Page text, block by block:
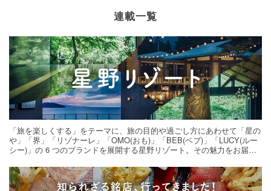
連載一覧
「旅を楽しくする」をテーマに、旅の目的や過ごし方にあわせて「星の
や」「界」「リゾナーレ」「OMO(おも)」「BEB(ベブ)」「LUCY(ルー
シー)」の 6 つのブランドを展開する星野リゾート。その魅力をお届け